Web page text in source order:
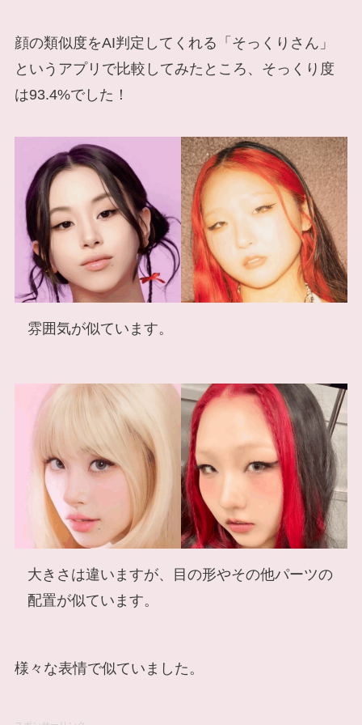
顔の類似度をAI判定してくれる「そっくりさん」
というアプリで比較してみたところ、そっくり度
は93.4%でした！
雰囲気が似ています。
大きさは違いますが、目の形やその他パーツの
配置が似ています。
様々な表情で似ていました。